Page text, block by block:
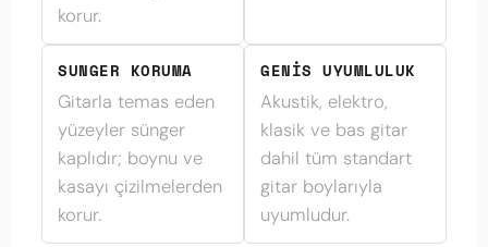
korur.
SUNGER KORUMA
Gitarla temas eden
yüzeyler sünger
kaplıdır; boynu ve
kasayı çizilmelerden
korur.
GENIS UYUMLULUK
Akustik, elektro,
klasik ve bas gitar
dahil tüm standart
gitar boylarıyla
uyumludur.